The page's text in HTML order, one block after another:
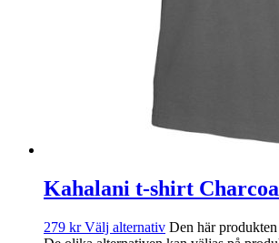
Kahalani t-shirt
279 kr Välj alternativ Den här